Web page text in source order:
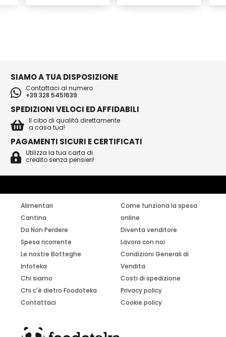
SIAMO A TUA DISPOSIZIONE
Contattaci al numero
+39 328 5451639
SPEDIZIONI VELOCI ED AFFIDABILI
Il cibo di qualità direttamente
a casa tua!
PAGAMENTI SICURI E CERTIFICATI
Utilizza la tua carta di
credito senza pensieri!
Alimentari
Cantina
Da Non Perdere
Spesa ricorrente
Le nostre Botteghe
Infoteka
Chi siamo
Chi c'è dietro Foodoteka
Contattaci
Come funziona la spesa
online
Diventa venditore
Lavora con noi
Condizioni Generali di
Vendita
Costi di spedizione
Privacy policy
Cookie policy